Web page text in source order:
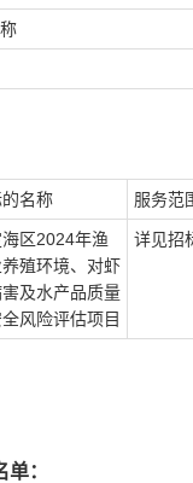
名称 服务范
海区2024年渔
养殖环境、对虾
及水产品质量
风险评估项目
详见招
：